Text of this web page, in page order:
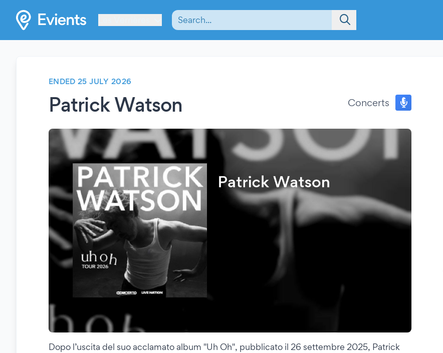
ENDED 25 JULY 2026
Patrick Watson Concerts
Dopo l’uscita del suo acclamato album "Uh Oh", pubblicato il 26 settembre 2025, Patrick